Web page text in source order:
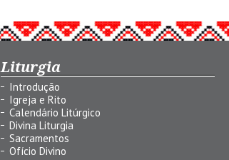
Liturgia
Introdução
Igreja e Rito
Calendário Litúrgico
Divina Liturgia
Sacramentos
Ofício Divino